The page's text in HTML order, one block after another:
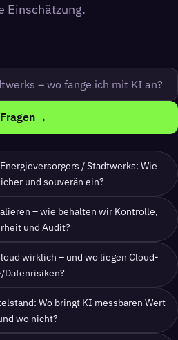
Einschätzung.
Fragen→
/ Stadtwerks: Wie
und souverän ein?
– wie behalten wir Kontrolle,
und Audit?
wirklich – und wo liegen Cloud-
Datenrisiken?
Wo bringt KI messbaren Wert
wo nicht?